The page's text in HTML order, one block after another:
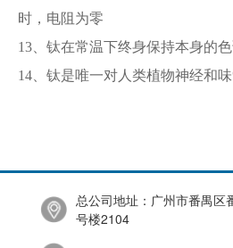
时，电阻为零
13、钛在常温下终身保持本身的
14、钛是唯一对人类植物神经和
总公司地址：广州市番禺区
号楼2104